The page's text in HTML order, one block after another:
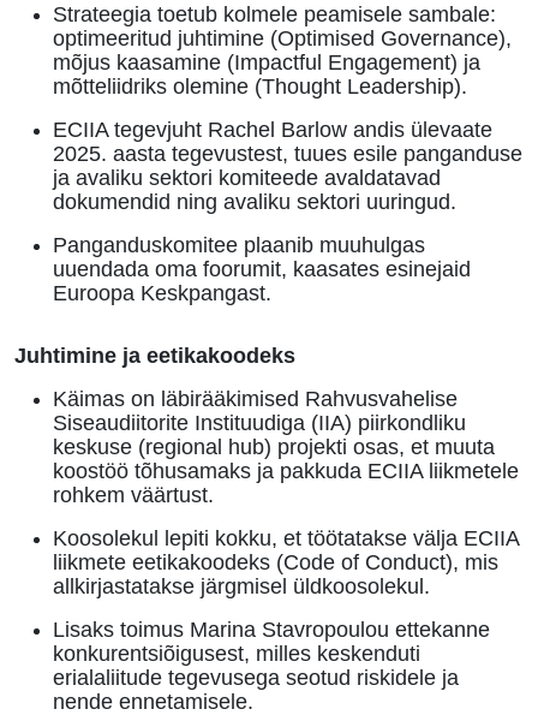
Strateegia toetub kolmele peamisele sambale:
optimeeritud juhtimine (Optimised Governance),
mõjus kaasamine (Impactful Engagement) ja
mõtteliidriks olemine (Thought Leadership).
ECIIA tegevjuht Rachel Barlow andis ülevaate
2025. aasta tegevustest, tuues esile panganduse
ja avaliku sektori komiteede avaldatavad
dokumendid ning avaliku sektori uuringud.
Panganduskomitee plaanib muuhulgas
uuendada oma foorumit, kaasates esinejaid
Euroopa Keskpangast.
Juhtimine ja eetikakoodeks
Käimas on läbirääkimised Rahvusvahelise
Siseaudiitorite Instituudiga (IIA) piirkondliku
keskuse (regional hub) projekti osas, et muuta
koostöö tõhusamaks ja pakkuda ECIIA liikmetele
rohkem väärtust.
Koosolekul lepiti kokku, et töötatakse välja ECIIA
liikmete eetikakoodeks (Code of Conduct), mis
allkirjastatakse järgmisel üldkoosolekul.
Lisaks toimus Marina Stavropoulou ettekanne
konkurentsiõigusest, milles keskenduti
erialaliitude tegevusega seotud riskidele ja
nende ennetamisele.